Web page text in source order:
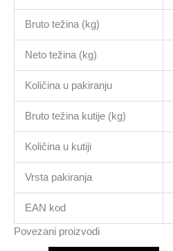
Bruto težina (kg)
Neto težina (kg)
Količina u pakiranju
Bruto težina kutije (kg)
Količina u kutiji
Vrsta pakiranja
EAN kod
Povezani proizvodi